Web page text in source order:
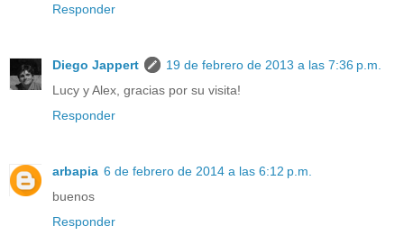
Responder
Diego Jappert
19 de febrero de 2013 a las 7:36 p.m.
Lucy y Alex, gracias por su visita!
Responder
arbapia 6 de febrero de 2014 a las 6:12 p.m.
buenos
Responder